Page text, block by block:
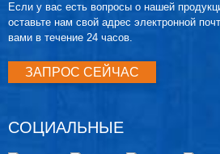
Если у вас есть вопросы о нашей
оставьте нам свой адрес электронной
вами в течение 24 часов.
ЗАПРОС СЕЙЧАС
СОЦИАЛЬНЫЕ